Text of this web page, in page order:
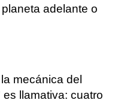
adelante o
mecánica del
es llamativa: cuatro